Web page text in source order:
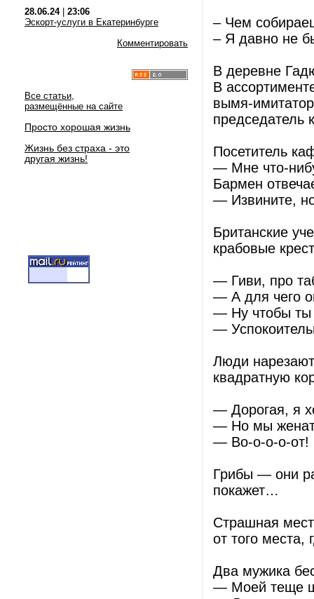
28.06.24| 23:06
Эскорт-услуги в Екатеринбурге
Комментировать
Все статьи,
размещённые на сайте
Просто хорошая жизнь
Жизнь без страха - это
другая жизнь!
– Чем
– Я давно не
В деревне
В
вымя-
председатель
Посетитель
— Мне что-
Баpмен
— Извините,
Британские
крабовые
— Гиви, про
— А для чего
— Ну чтобы ты
—
Люди
квадратную
— Дорогая, я
— Но мы
— Во-о-о-о-от!
Грибы — они
покажет…
Страшная
от того места,
Два мужика
— Моей теще